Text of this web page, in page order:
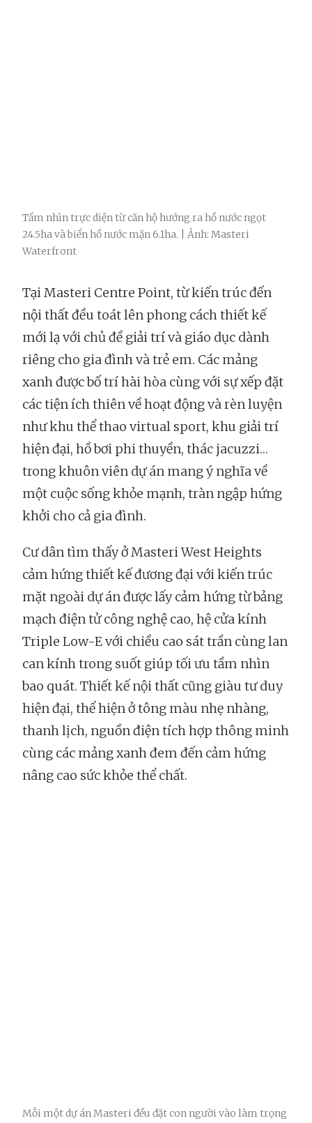
Tầm nhìn trực diện từ căn hộ hướng ra hồ nước ngọt
24.5ha và biển hồ nước mặn 6.1ha. | Ảnh: Masteri
Waterfront
Tại Masteri Centre Point, từ kiến trúc đến
nội thất đều toát lên phong cách thiết kế
mới lạ với chủ đề giải trí và giáo dục dành
riêng cho gia đình và trẻ em. Các mảng
xanh được bố trí hài hòa cùng với sự xếp đặt
các tiện ích thiên về hoạt động và rèn luyện
như khu thể thao virtual sport, khu giải trí
hiện đại, hồ bơi phi thuyền, thác jacuzzi…
trong khuôn viên dự án mang ý nghĩa về
một cuộc sống khỏe mạnh, tràn ngập hứng
khởi cho cả gia đình.
Cư dân tìm thấy ở Masteri West Heights
cảm hứng thiết kế đương đại với kiến trúc
mặt ngoài dự án được lấy cảm hứng từ bảng
mạch điện tử công nghệ cao, hệ cửa kính
Triple Low-E với chiều cao sát trần cùng lan
can kính trong suốt giúp tối ưu tầm nhìn
bao quát. Thiết kế nội thất cũng giàu tư duy
hiện đại, thể hiện ở tông màu nhẹ nhàng,
thanh lịch, nguồn điện tích hợp thông minh
cùng các mảng xanh đem đến cảm hứng
nâng cao sức khỏe thể chất.
Mỗi một dự án Masteri đều đặt con người vào làm trọng